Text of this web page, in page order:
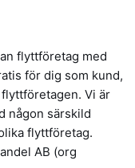
flyttföretag med
för dig som kund,
Vi är
någon särskild
flyttföretag.
AB (org